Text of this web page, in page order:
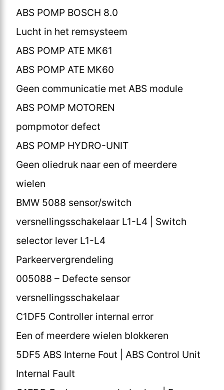
ABS POMP BOSCH 8.0
Lucht in het remsysteem
ABS POMP ATE MK61
ABS POMP ATE MK60
Geen communicatie met ABS module
ABS POMP MOTOREN
pompmotor defect
ABS POMP HYDRO-UNIT
Geen oliedruk naar een of meerdere
wielen
BMW 5088 sensor/switch
versnellingsschakelaar L1-L4 | Switch
selector lever L1-L4
Parkeervergrendeling
005088 – Defecte sensor
versnellingsschakelaar
C1DF5 Controller internal error
Een of meerdere wielen blokkeren
5DF5 ABS Interne Fout | ABS Control Unit
Internal Fault